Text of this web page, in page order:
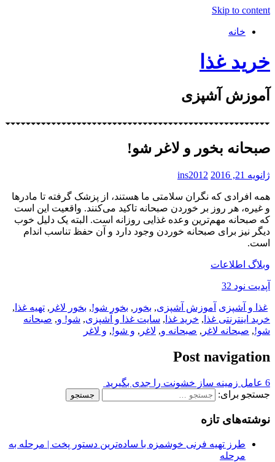
Skip to content
خانه
خرید غذا
آموزش آشپزی
صبحانه بخور و لاغر شو!
ژانویه 21, 2016 ins2012
همه افرادی که نگران سلامتی ما هستند، از پزشک گرفته تا مادرها
و غیره، هر روز بر خوردن صبحانه تاکید می‌کنند. واقعیت این است
که صبحانه مهم‌ترین وعده غذایی روزانه است. البته یک دلیل خوب
دیگر نیز برای صبحانه خوردن وجود دارد و آن حفظ تناسب اندام
است.
وبلاگ اطلاعات
آپدیت نود 32
غذا و آشپزی آموزش آشپزی, بخور , بخور شو!, بخور لاغر , تهیه غذا ,
خرید اینترنتی غذا , خرید غذا , سایت غذا و آشپزی, شو! و, صبحانه
شو!, صبحانه لاغر , صبحانه و, لاغر , و شو!, و لاغر
Post navigation
6 عامل زمینه‌ ساز خشونت را جدی بگیرید
جستجو برای:
نوشته‌های تازه
طرز تهیه فرنی خوشمزه با ساده‌ترین دستور پخت | مرحله به
مرحله